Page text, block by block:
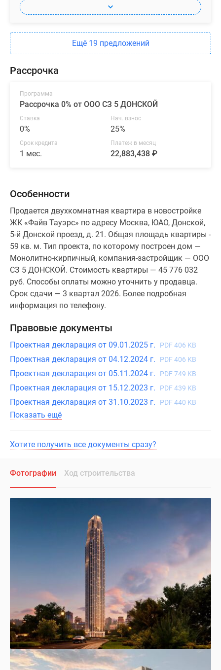
Ещё 19 предложений
Рассрочка
Программа
Рассрочка 0% от ООО СЗ 5 ДОНСКОЙ
Ставка
0%
Нач. взнос
25%
Срок кредита
1 мес.
Платеж в месяц
22,883,438 ₽
Особенности
Продается двухкомнатная квартира в новостройке
ЖК «Файв Тауэрс» по адресу Москва, ЮАО, Донской,
5-й Донской проезд, д. 21. Общая площадь квартиры -
59 кв. м. Тип проекта, по которому построен дом —
Монолитно-кирпичный, компания-застройщик — ООО
СЗ 5 ДОНСКОЙ. Стоимость квартиры — 45 776 032
руб. Способы оплаты можно уточнить у продавца.
Срок сдачи — 3 квартал 2026. Более подробная
информация по телефону.
Правовые документы
Проектная декларация от 09.01.2025 г. PDF 406 KB
Проектная декларация от 04.12.2024 г. PDF 406 KB
Проектная декларация от 05.11.2024 г. PDF 749 KB
Проектная декларация от 15.12.2023 г. PDF 439 KB
Проектная декларация от 31.10.2023 г. PDF 440 KB
Показать ещё
Хотите получить все документы сразу?
Фотографии Ход строительства